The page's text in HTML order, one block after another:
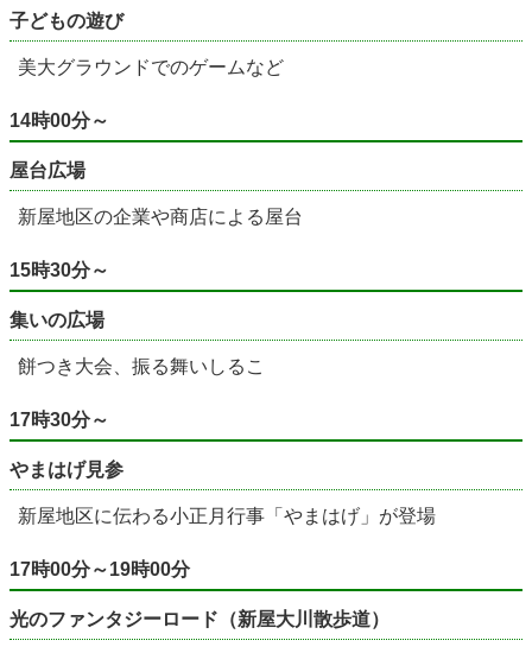
子どもの遊び
美大グラウンドでのゲームなど
14時00分～
屋台広場
新屋地区の企業や商店による屋台
15時30分～
集いの広場
餅つき大会、振る舞いしるこ
17時30分～
やまはげ見参
新屋地区に伝わる小正月行事「やまはげ」が登場
17時00分～19時00分
光のファンタジーロード（新屋大川散歩道）